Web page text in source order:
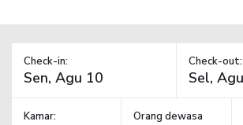
Check-in: Check-out:
Kamar: Orang dewasa